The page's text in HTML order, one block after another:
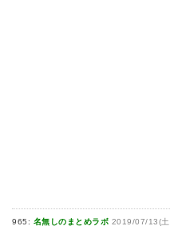
965: 名無しのまとめラボ 2019/07/13(